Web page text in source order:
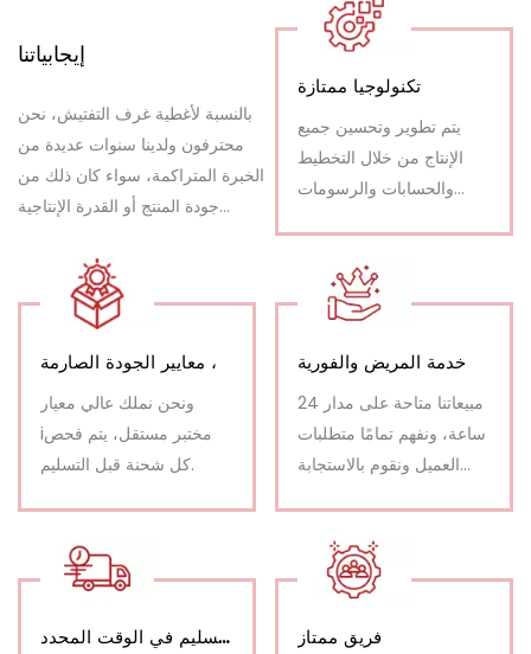
إيجابياتنا
بالنسبة لأغطية غرف التفتيش، نحن
محترفون ولدينا سنوات عديدة من
الخبرة المتراكمة، سواء كان ذلك من
جودة المنتج أو القدرة الإنتاجية
ميزة كبيرة
تكنولوجيا ممتازة
يتم تطوير وتحسين جميع
الإنتاج من خلال التخطيط
والحسابات والرسومات
معايير الجودة الصارمة ،
ونحن نملك عالي معيار
iمختبر مستقل، يتم فحص
كل شحنة قبل التسليم.
خدمة المريض والفورية
مبيعاتنا متاحة على مدار 24
ساعة، ونفهم تمامًا متطلبات
العميل ونقوم بالاستجابة
التسليم في الوقت المحدد فريق ممتاز